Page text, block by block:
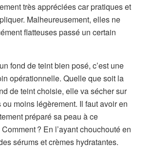
très appréciées car pratiques et
Malheureusement, elles ne
flatteuses passé un certain
fond de teint bien posé, c’est une
opérationnelle. Quelle que soit la
de teint choisie, elle va sécher sur
moins légèrement. Il faut avoir en
préparé sa peau à ce
? En l’ayant chouchouté en
sérums et crèmes hydratantes.